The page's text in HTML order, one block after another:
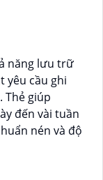
Dahua
tiếng về sản
toàn tin cậy
mua từ các
năng lưu trữ
yêu cầu ghi
Thẻ giúp
đến vài tuần
nén và độ